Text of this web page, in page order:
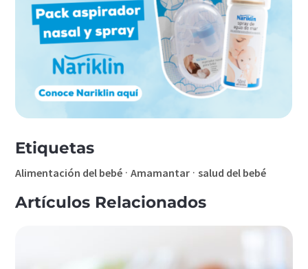
Etiquetas
Alimentación del bebé ·Amamantar ·salud del bebé
Artículos Relacionados